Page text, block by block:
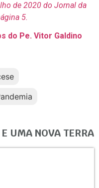
de 2020 do Jornal da
5.
do Pe. Vitor Galdino
UMA NOVA TERRA